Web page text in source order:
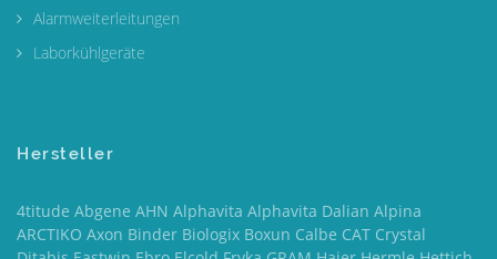
Alarmweiterleitungen
Laborkühlgeräte
Hersteller
4titude Abgene AHN Alphavita Alphavita Dalian Alpina
ARCTIKO Axon Binder Biologix Boxun Calbe CAT Crystal